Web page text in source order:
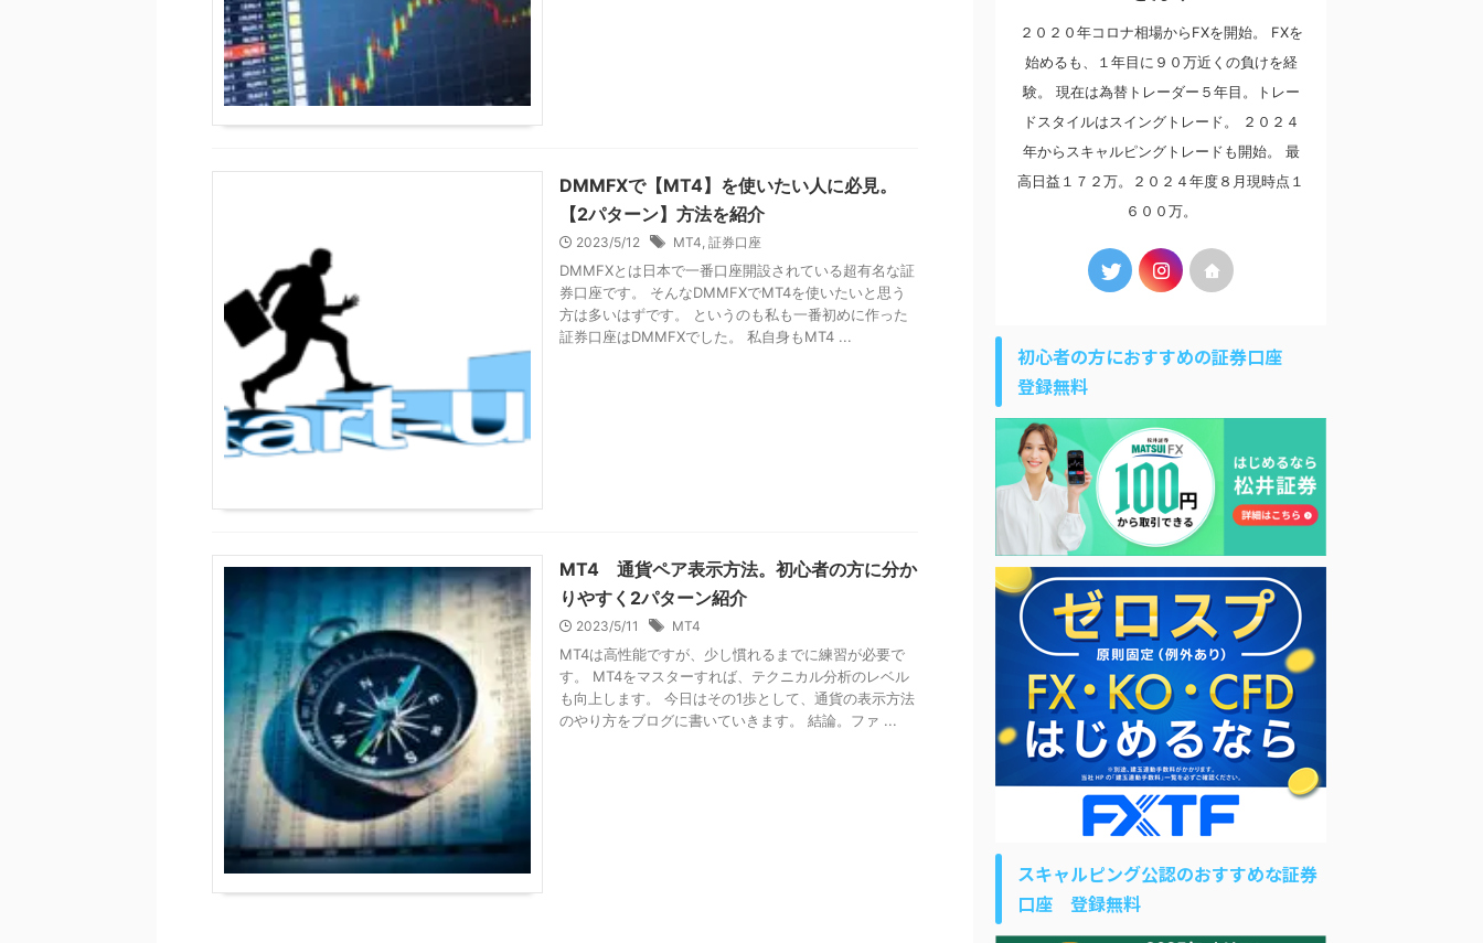
DMMFXで【MT4】を使いたい人に必見。
【2パターン】方法を紹介
2023/5/12 MT4, 証券口座
DMMFXとは日本で一番口座開設されている超有名な証
券口座です。 そんなDMMFXでMT4を使いたいと思う
方は多いはずです。 というのも私も一番初めに作った
証券口座はDMMFXでした。 私自身もMT4 ...
MT4 通貨ペア表示方法。初心者の方に分か
りやすく2パターン紹介
2023/5/11 MT4
MT4は高性能ですが、少し慣れるまでに練習が必要で
す。 MT4をマスターすれば、テクニカル分析のレベル
も向上します。 今日はその1歩として、通貨の表示方法
のやり方をブログに書いていきます。 結論。ファ ...
２０２０年コロナ相場からFXを開始。 FXを
始めるも、１年目に９０万近くの負けを経
験。 現在は為替トレーダー５年目。トレー
ドスタイルはスイングトレード。 ２０２４
年からスキャルピングトレードも開始。 最
高日益１７２万。２０２４年度８月現時点１
６００万。
初心者の方におすすめの証券口座
登録無料
スキャルピング公認のおすすめな証券
口座 登録無料